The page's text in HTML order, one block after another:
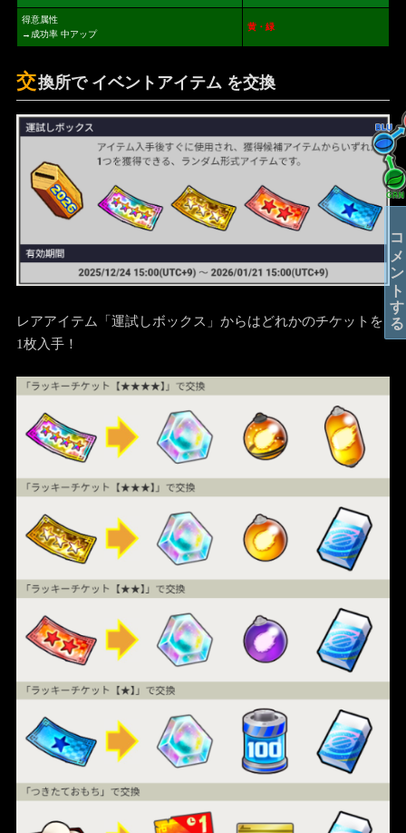
得意属性
→成功率 中アップ
黄・緑
交換所で イベントアイテム を交換
レアアイテム「運試しボックス」からはどれかのチケットを
1枚入手！
コメントする